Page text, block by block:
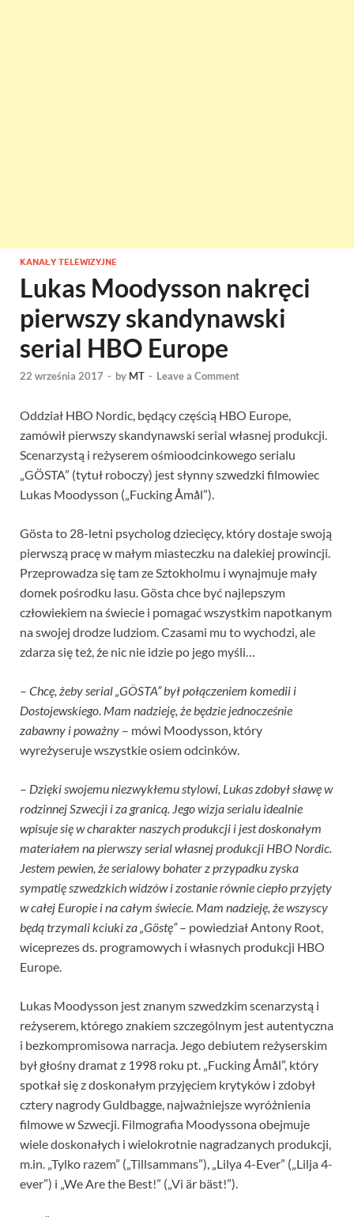
KANAŁY TELEWIZYJNE
Lukas Moodysson nakręci
pierwszy skandynawski
serial HBO Europe
22 września 2017 - by MT - Leave a Comment
Oddział HBO Nordic, będący częścią HBO Europe,
zamówił pierwszy skandynawski serial własnej produkcji.
Scenarzystą i reżyserem ośmioodcinkowego serialu
„GÖSTA” (tytuł roboczy) jest słynny szwedzki filmowiec
Lukas Moodysson („Fucking Åmål”).
Gösta to 28-letni psycholog dziecięcy, który dostaje swoją
pierwszą pracę w małym miasteczku na dalekiej prowincji.
Przeprowadza się tam ze Sztokholmu i wynajmuje mały
domek pośrodku lasu. Gösta chce być najlepszym
człowiekiem na świecie i pomagać wszystkim napotkanym
na swojej drodze ludziom. Czasami mu to wychodzi, ale
zdarza się też, że nic nie idzie po jego myśli…
– Chcę, żeby serial „GÖSTA” był połączeniem komedii i
Dostojewskiego. Mam nadzieję, że będzie jednocześnie
zabawny i poważny – mówi Moodysson, który
wyreżyseruje wszystkie osiem odcinków.
– Dzięki swojemu niezwykłemu stylowi, Lukas zdobył sławę w
rodzinnej Szwecji i za granicą. Jego wizja serialu idealnie
wpisuje się w charakter naszych produkcji i jest doskonałym
materiałem na pierwszy serial własnej produkcji HBO Nordic.
Jestem pewien, że serialowy bohater z przypadku zyska
sympatię szwedzkich widzów i zostanie równie ciepło przyjęty
w całej Europie i na całym świecie. Mam nadzieję, że wszyscy
będą trzymali kciuki za „Göstę”– powiedział Antony Root,
wiceprezes ds. programowych i własnych produkcji HBO
Europe.
Lukas Moodysson jest znanym szwedzkim scenarzystą i
reżyserem, którego znakiem szczególnym jest autentyczna
i bezkompromisowa narracja. Jego debiutem reżyserskim
był głośny dramat z 1998 roku pt. „Fucking Åmål”, który
spotkał się z doskonałym przyjęciem krytyków i zdobył
cztery nagrody Guldbagge, najważniejsze wyróżnienia
filmowe w Szwecji. Filmografia Moodyssona obejmuje
wiele doskonałych i wielokrotnie nagradzanych produkcji,
m.in. „Tylko razem” („Tillsammans”), „Lilya 4-Ever” („Lilja 4-
ever”) i „We Are the Best!” („Vi är bäst!”).